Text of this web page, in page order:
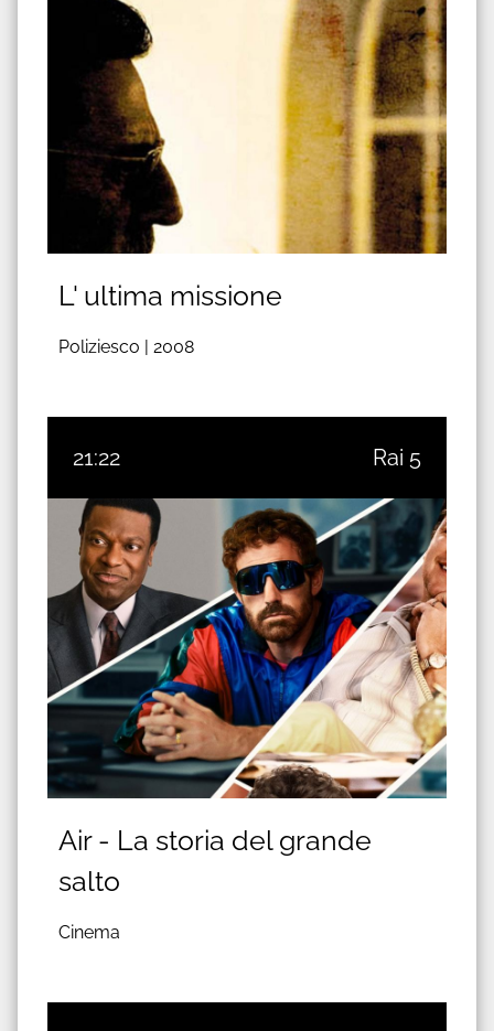
L' ultima missione
Poliziesco | 2008
21:22 Rai 5
Air - La storia del grande
salto
Cinema